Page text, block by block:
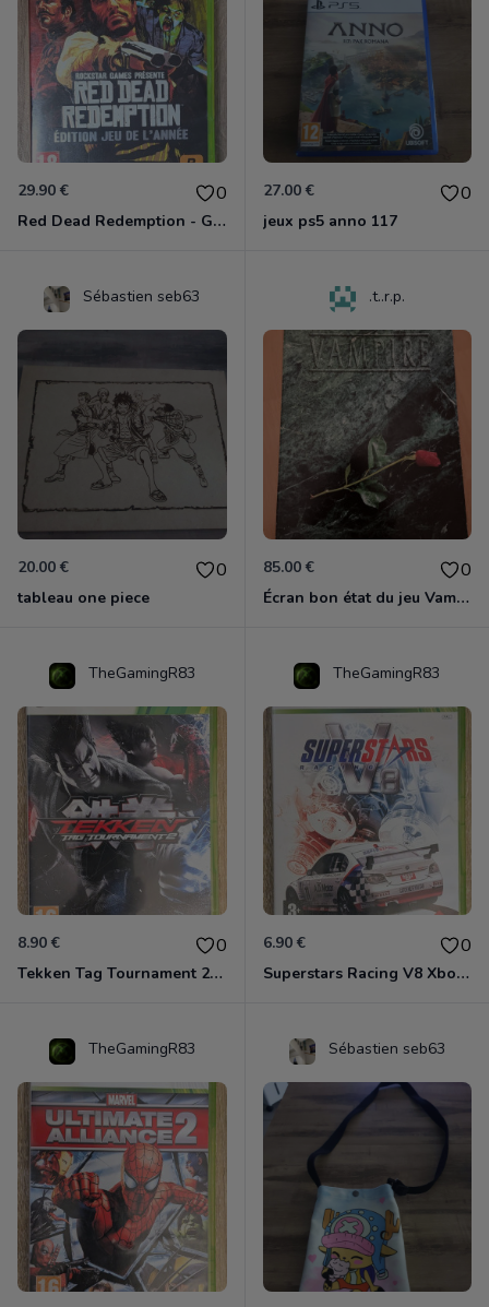
29.90 € 0
Red Dead Redemption - Game Of The Year Xbox 360
27.00 € 0
jeux ps5 anno 117
Sébastien seb63
20.00 € 0
tableau one piece
.t..r.p.
85.00 € 0
Écran bon état du jeu Vampire et livre de règles « la mascarade » état d’usage
TheGamingR83
8.90 € 0
Tekken Tag Tournament 2 Xbox 360
TheGamingR83
6.90 € 0
Superstars Racing V8 Xbox 360
TheGamingR83 Sébastien seb63